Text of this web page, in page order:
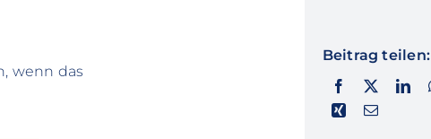
wenn das
Beitrag teilen: